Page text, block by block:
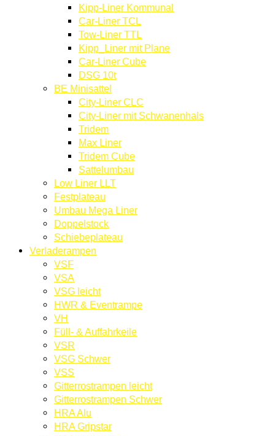
Kipp-Liner Kommunal
Car-Liner TCL
Tow-Liner TTL
Kipp_Liner mit Plane
Car-Liner Cube
DSG 10t
BE Minisattel
City-Liner CLC
City-Liner mit Schwanenhals
Tridem
Max Liner
Tridem Cube
Sattelumbau
Low Liner LLT
Festplateau
Umbau Mega Liner
Doppelstock
Schiebeplateau
Verladerampen
VSF
VSA
VSG leicht
HWR & Eventrampe
VH
Füll- & Auffahrkeile
VSR
VSG Schwer
VSS
Gitterrostrampen leicht
Gitterrostrampen Schwer
HRA Alu
HRA Gripstar